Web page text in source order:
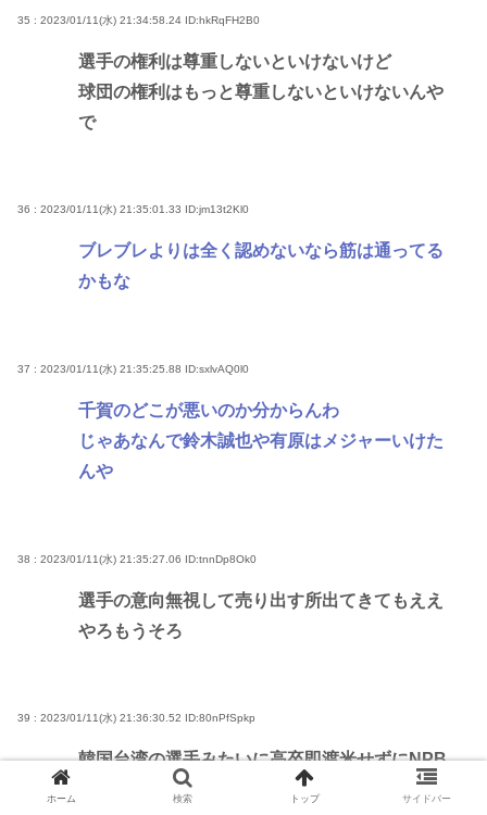
35 : 2023/01/11(水) 21:34:58.24 ID:hkRqFH2B0
選手の権利は尊重しないといけないけど
球団の権利はもっと尊重しないといけないんや
で
36 : 2023/01/11(水) 21:35:01.33 ID:jm13t2Kl0
ブレブレよりは全く認めないなら筋は通ってる
かもな
37 : 2023/01/11(水) 21:35:25.88 ID:sxlvAQ0l0
千賀のどこが悪いのか分からんわ
じゃあなんで鈴木誠也や有原はメジャーいけた
んや
38 : 2023/01/11(水) 21:35:27.06 ID:tnnDp8Ok0
選手の意向無視して売り出す所出てきてもええ
やろもうそろ
39 : 2023/01/11(水) 21:36:30.52 ID:80nPfSpkp
韓国台湾の選手みたいに高卒即渡米せずにNPB
のぬるい環境で世話になってるくせに
ホーム 検索 トップ サイドバー